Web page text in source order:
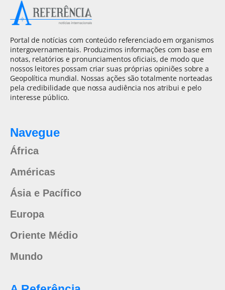
Portal de notícias com conteúdo referenciado em organismos
intergovernamentais. Produzimos informações com base em
notas, relatórios e pronunciamentos oficiais, de modo que
nossos leitores possam criar suas próprias opiniões sobre a
Geopolítica mundial. Nossas ações são totalmente norteadas
pela credibilidade que nossa audiência nos atribui e pelo
interesse público.
Navegue
África
Américas
Ásia e Pacífico
Europa
Oriente Médio
Mundo